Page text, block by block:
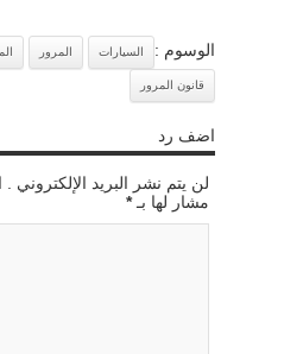
الوسوم : السيارات المرور
قانون المرور
اضف رد
لن يتم نشر البريد الإلكتروني
مشار لها بـ*